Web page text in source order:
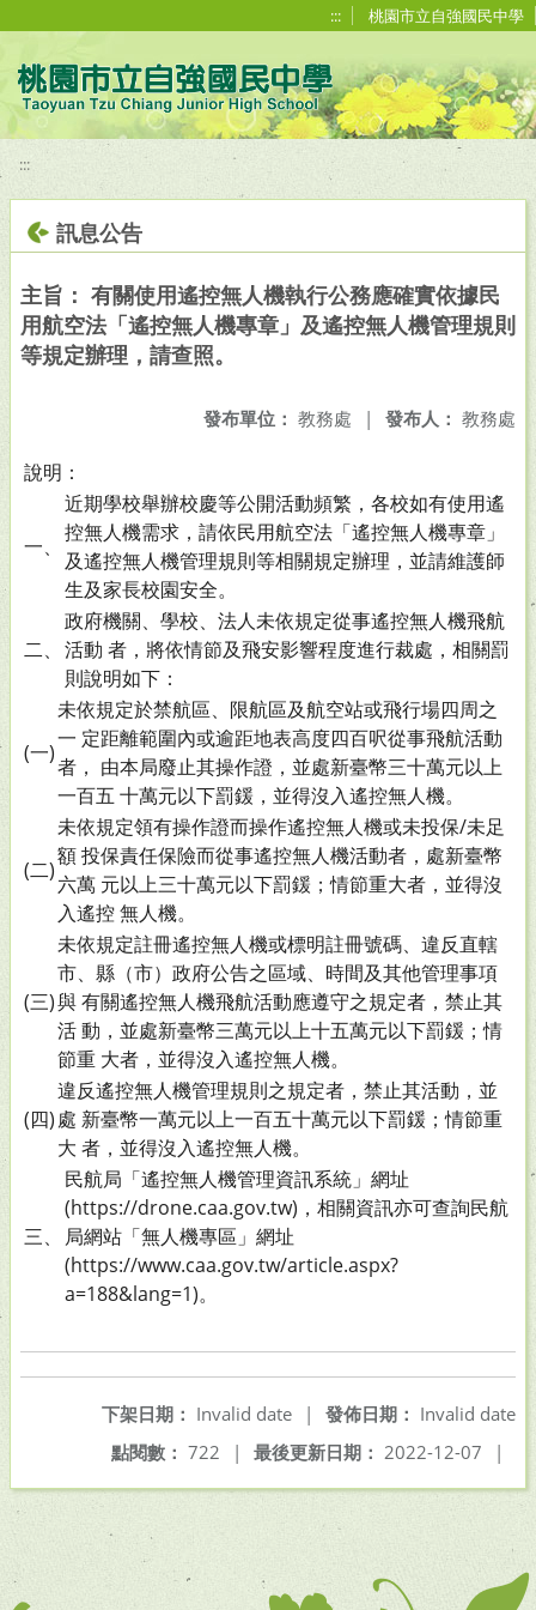
::: 桃園市立自強國民中學
:::
訊息公告
主旨： 有關使用遙控無人機執行公務應確實依據民
用航空法「遙控無人機專章」及遙控無人機管理規則
等規定辦理，請查照。
發布人： 教務處
發布單位： 教務處 |
說明：
一、
近期學校舉辦校慶等公開活動頻繁，各校如有使用遙
控無人機需求，請依民用航空法「遙控無人機專章」
及遙控無人機管理規則等相關規定辦理，並請維護師
生及家長校園安全。
二、
政府機關、學校、法人未依規定從事遙控無人機飛航
活動 者，將依情節及飛安影響程度進行裁處，相關罰
則說明如下：
(一)
未依規定於禁航區、限航區及航空站或飛行場四周之
一 定距離範圍內或逾距地表高度四百呎從事飛航活動
者， 由本局廢止其操作證，並處新臺幣三十萬元以上
一百五 十萬元以下罰鍰，並得沒入遙控無人機。
(二)
未依規定領有操作證而操作遙控無人機或未投保/未足
額 投保責任保險而從事遙控無人機活動者，處新臺幣
六萬 元以上三十萬元以下罰鍰；情節重大者，並得沒
入遙控 無人機。
(三)
未依規定註冊遙控無人機或標明註冊號碼、違反直轄
市、縣（市）政府公告之區域、時間及其他管理事項
與 有關遙控無人機飛航活動應遵守之規定者，禁止其
活 動，並處新臺幣三萬元以上十五萬元以下罰鍰；情
節重 大者，並得沒入遙控無人機。
(四)
違反遙控無人機管理規則之規定者，禁止其活動，並
處 新臺幣一萬元以上一百五十萬元以下罰鍰；情節重
大 者，並得沒入遙控無人機。
三、
民航局「遙控無人機管理資訊系統」網址
(https://drone.caa.gov.tw)，相關資訊亦可查詢民航
局網站「無人機專區」網址
(https://www.caa.gov.tw/article.aspx?
a=188&lang=1)。
發佈日期： Invalid date
下架日期： Invalid date
|
最後更新日期： 2022-12-07 |
點閱數： 722 |